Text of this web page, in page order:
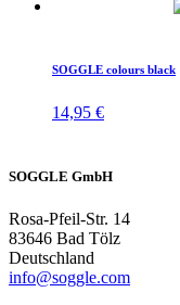
SOGGLE colours black
14,95 €
SOGGLE GmbH
Rosa-Pfeil-Str. 14
83646 Bad Tölz
Deutschland
info@soggle.com